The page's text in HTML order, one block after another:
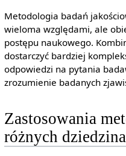
Metodologia badań
wieloma względami, ale
postępu naukowego.
dostarczyć bardziej
odpowiedzi na pytania
zrozumienie badanych
Zastosowania
różnych